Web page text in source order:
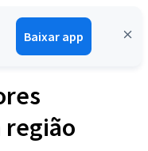
Baixar app
Entrar
região